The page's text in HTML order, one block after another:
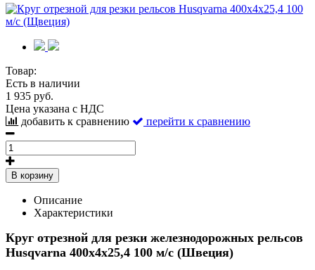
Товар:
Есть в наличии
1 935 руб.
Цена указана с НДС
добавить к сравнению
перейти к сравнению
В корзину
Описание
Характеристики
Круг отрезной для резки железнодорожных рельсов
Husqvarna 400х4х25,4 100 м/с (Швеция)